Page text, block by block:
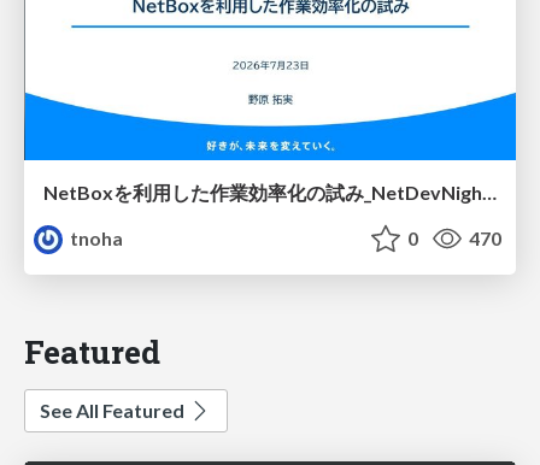
NetBoxを利用した作業効率化の試み_NetDevNight4
tnoha
0 470
Featured
See All Featured